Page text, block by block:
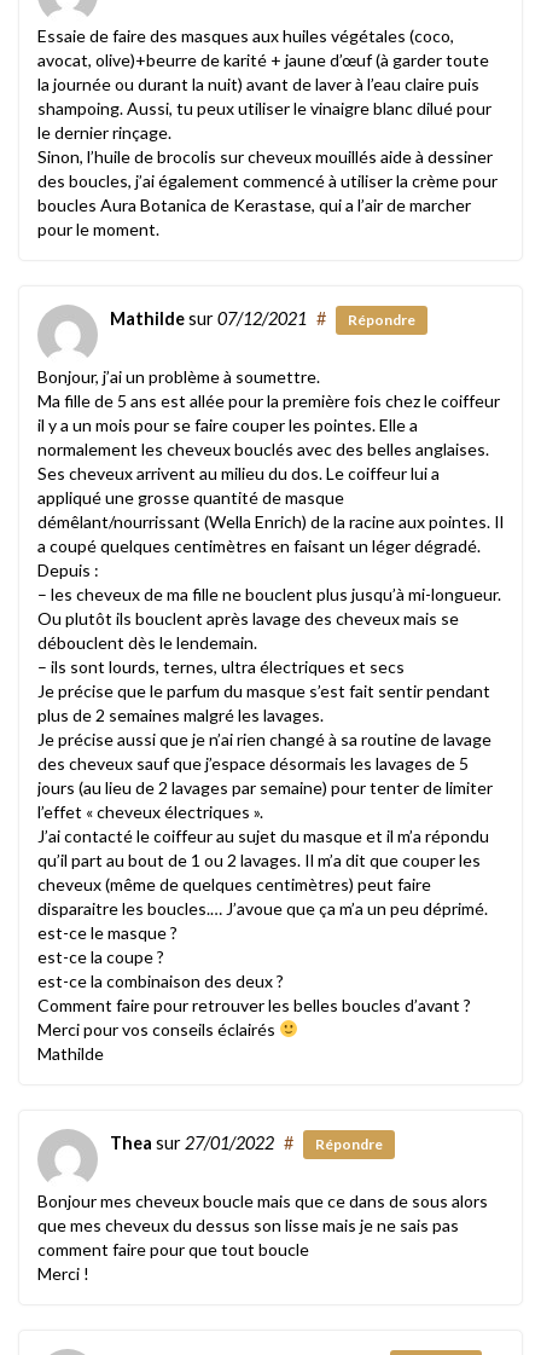
Essaie de faire des masques aux huiles végétales (coco,
avocat, olive)+beurre de karité + jaune d’œuf (à garder toute
la journée ou durant la nuit) avant de laver à l’eau claire puis
shampoing. Aussi, tu peux utiliser le vinaigre blanc dilué pour
le dernier rinçage.
Sinon, l’huile de brocolis sur cheveux mouillés aide à dessiner
des boucles, j’ai également commencé à utiliser la crème pour
boucles Aura Botanica de Kerastase, qui a l’air de marcher
pour le moment.
Mathildesur07/12/2021 # Répondre
Bonjour, j’ai un problème à soumettre.
Ma fille de 5 ans est allée pour la première fois chez le coiffeur
il y a un mois pour se faire couper les pointes. Elle a
normalement les cheveux bouclés avec des belles anglaises.
Ses cheveux arrivent au milieu du dos. Le coiffeur lui a
appliqué une grosse quantité de masque
démêlant/nourrissant (Wella Enrich) de la racine aux pointes. Il
a coupé quelques centimètres en faisant un léger dégradé.
Depuis :
– les cheveux de ma fille ne bouclent plus jusqu’à mi-longueur.
Ou plutôt ils bouclent après lavage des cheveux mais se
débouclent dès le lendemain.
– ils sont lourds, ternes, ultra électriques et secs
Je précise que le parfum du masque s’est fait sentir pendant
plus de 2 semaines malgré les lavages.
Je précise aussi que je n’ai rien changé à sa routine de lavage
des cheveux sauf que j’espace désormais les lavages de 5
jours (au lieu de 2 lavages par semaine) pour tenter de limiter
l’effet « cheveux électriques ».
J’ai contacté le coiffeur au sujet du masque et il m’a répondu
qu’il part au bout de 1 ou 2 lavages. Il m’a dit que couper les
cheveux (même de quelques centimètres) peut faire
disparaitre les boucles.… J’avoue que ça m’a un peu déprimé.
est-ce le masque ?
est-ce la coupe ?
est-ce la combinaison des deux ?
Comment faire pour retrouver les belles boucles d’avant ?
Merci pour vos conseils éclairés
Mathilde
Thea sur 27/01/2022 # Répondre
Bonjour mes cheveux boucle mais que ce dans de sous alors
que mes cheveux du dessus son lisse mais je ne sais pas
comment faire pour que tout boucle
Merci !